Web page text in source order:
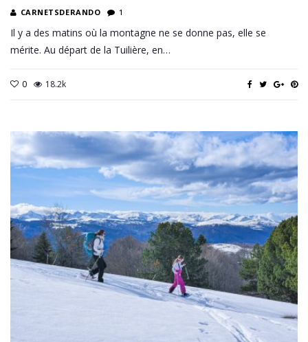
CARNETSDERANDO 1
Il y a des matins où la montagne ne se donne pas, elle se
mérite. Au départ de la Tuilière, en…
0 18.2k